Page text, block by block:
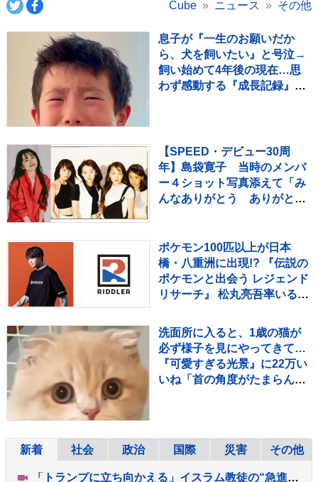
Cube
ニュース その他
息子が『一生のお願いだか
ら、犬を飼いたい』と号泣→
飼い始めて4年後の現在…思
わず感動する『成長記録』が
【SPEED・デビュー30周
年】島袋寛子 当時のメンバ
ー４ショット写真添えて「み
んなありがとう ありがとう
ポケモン100匹以上が日本
橋・八重洲に出現!? 『伝説の
ポケモンと出会う レジェンド
リサーチ』 松丸亮吾率いる
イベントも実施
洗面所に入ると、1歳の猫が
必ず様子を見にやってきて…
『可愛すぎる光景』に22万い
いね「首の角度がたまらん」
新着 社会 政治 国際 災害 その他
「トランプに立ち向かえる」イスラム教徒の“急進左派”候補が勝利確実に アメリカ・ミシガン州の民主党予備選挙